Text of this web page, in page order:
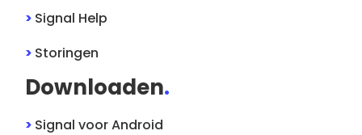
> Signal Help
> Storingen
Downloaden.
> SignalvoorAndroid